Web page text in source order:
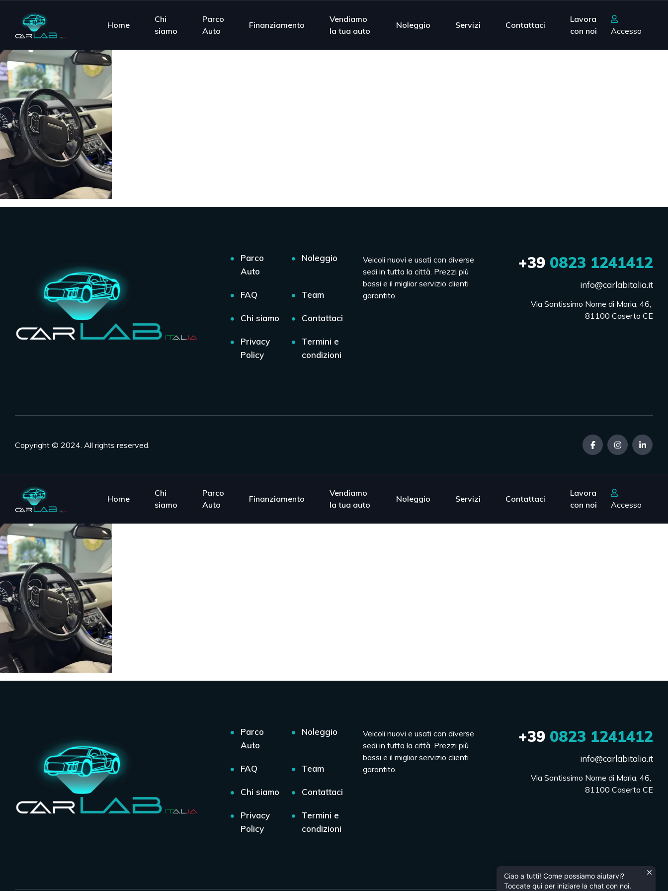
Home
Chi
siamo
Parco
Auto
Finanziamento
Vendiamo
la tua auto
Noleggio Servizi Contattaci
Lavora
con noi
Accesso
Parco
Auto
Noleggio
FAQ Team
Chi siamo Contattaci
Privacy
Policy
Termini e
condizioni
Veicoli nuovi e usati con diverse
sedi in tutta la città. Prezzi più
bassi e il miglior servizio clienti
garantito.
+390823 1241412
info@carlabitalia.it
Via Santissimo Nome di Maria, 46,
81100 Caserta CE
Copyright © 2024. All rights reserved.
Home
Chi
siamo
Parco
Auto
Finanziamento
Vendiamo
la tua auto
Noleggio Servizi Contattaci
Lavora
con noi
Accesso
Parco
Auto
Noleggio
FAQ Team
Chi siamo Contattaci
Privacy
Policy
Termini e
condizioni
Veicoli nuovi e usati con diverse
sedi in tutta la città. Prezzi più
bassi e il miglior servizio clienti
garantito.
+390823 1241412
info@carlabitalia.it
Via Santissimo Nome di Maria, 46,
81100 Caserta CE
Ciao a tutti! Come possiamo aiutarvi?
Toccate qui per iniziare la chat con noi.